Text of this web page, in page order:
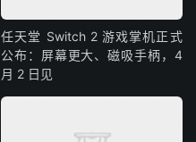
任天堂 Switch 2 游戏掌机正式
公布：屏幕更大、磁吸手柄，4
月 2 日见